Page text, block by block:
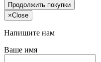
Продолжить покупки
×Close
Напишите нам
Ваше имя